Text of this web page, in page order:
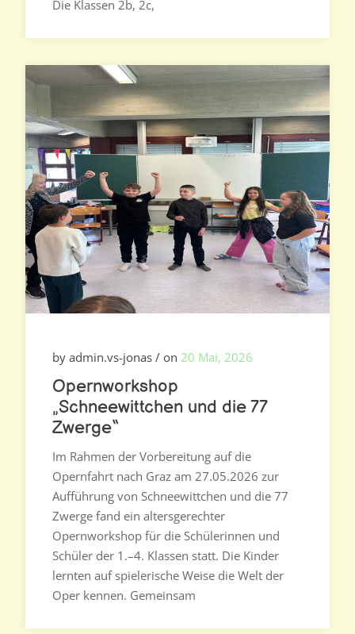
Die Klassen 2b, 2c,
by admin.vs-jonas / on 20 Mai, 2026
Opernworkshop
„Schneewittchen und die 77
Zwerge“
Im Rahmen der Vorbereitung auf die
Opernfahrt nach Graz am 27.05.2026 zur
Aufführung von Schneewittchen und die 77
Zwerge fand ein altersgerechter
Opernworkshop für die Schülerinnen und
Schüler der 1.–4. Klassen statt. Die Kinder
lernten auf spielerische Weise die Welt der
Oper kennen. Gemeinsam